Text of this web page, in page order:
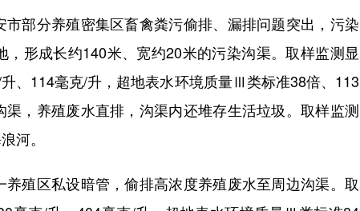
分养殖密集区畜禽粪污偷排、漏排问题突出，污染
形成长约140米、宽约20米的污染沟渠。取样监测显
、114毫克/升，超地表水环境质量Ⅲ类标准38倍、113
，养殖废水直排，沟渠内还堆存生活垃圾。取样监测
河。
区私设暗管，偷排高浓度养殖废水至周边沟渠。取